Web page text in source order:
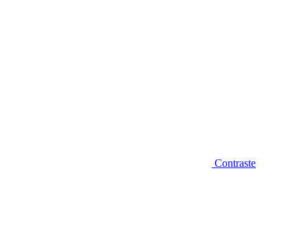
Contraste